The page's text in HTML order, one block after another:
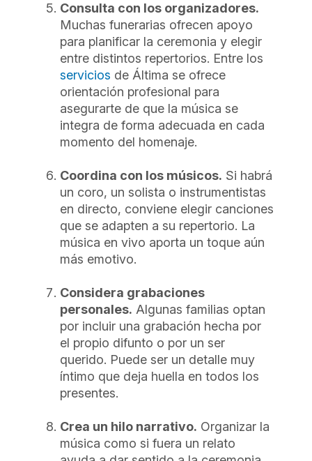
Consulta con los organizadores.
Muchas funerarias ofrecen apoyo
para planificar la ceremonia y elegir
entre distintos repertorios. Entre los
servicios de Áltima se ofrece
orientación profesional para
asegurarte de que la música se
integra de forma adecuada en cada
momento del homenaje.
Coordina con los músicos. Si habrá
un coro, un solista o instrumentistas
en directo, conviene elegir canciones
que se adapten a su repertorio. La
música en vivo aporta un toque aún
más emotivo.
Considera grabaciones
personales. Algunas familias optan
por incluir una grabación hecha por
el propio difunto o por un ser
querido. Puede ser un detalle muy
íntimo que deja huella en todos los
presentes.
Crea un hilo narrativo. Organizar la
música como si fuera un relato